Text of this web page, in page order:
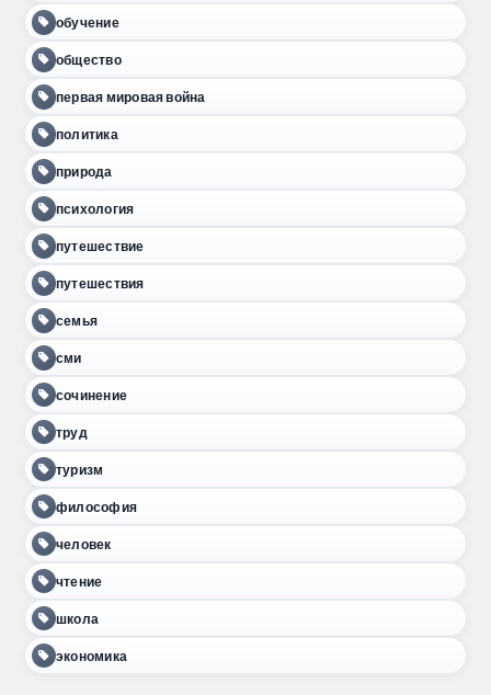
обучение
общество
первая мировая война
политика
природа
психология
путешествие
путешествия
семья
сми
сочинение
труд
туризм
философия
человек
чтение
школа
экономика